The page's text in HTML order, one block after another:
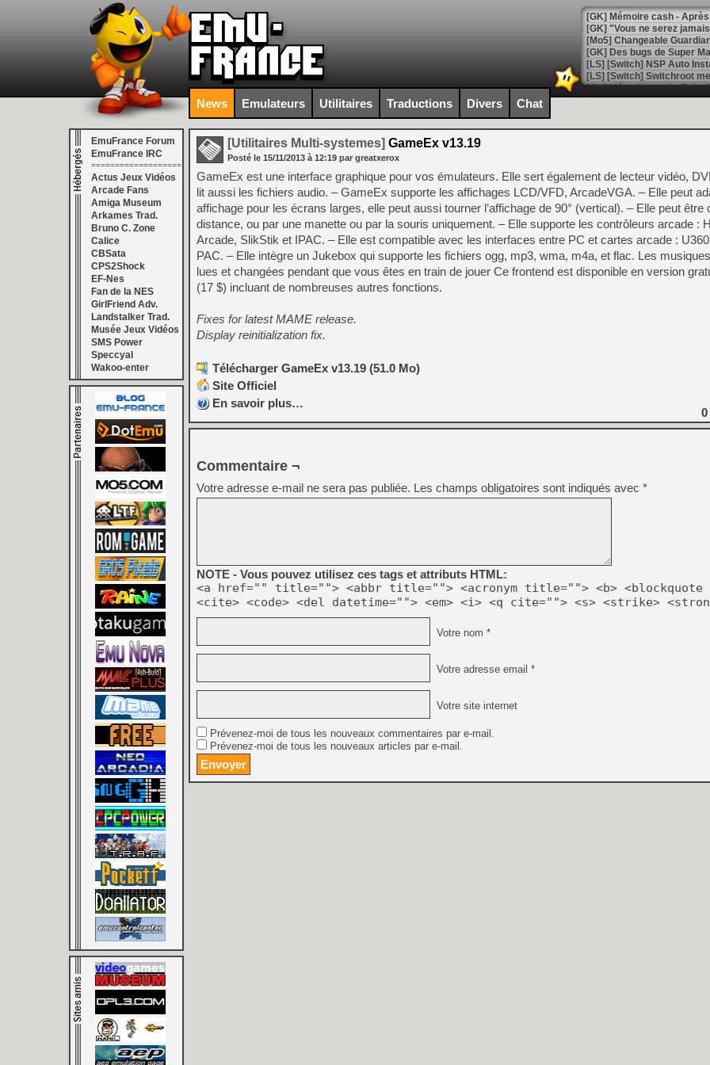
[GK] Mémoire cash -
[GK] "Vous ne serez
[Mo5] Changeable
[GK] Des bugs de Super
[LS] [Switch] NSP Auto
[GK] La saga horrifique
[GK] Le portage de Super
[Mo5] Le jeu de course
[GK] Guillermo del Toro
[LTF] Eté 2026 - Séquence
[GK] Mistfall Hunter : déjà
[GK] Wo Long 2 évolue
[GK] Crossfire : un TPS à
[LS] [PS5] Premiers
[Mo5] DOOM arrive en
[GK] Bethesda fête les 30
[GK] Roblox : l'action en
[GK] Agenda - GeForce
[LS] [PS5] ps5-y2jb-
[GK] Pourquoi Marvel
[GK] Test : Restory : Chill
[GK] GTA 6 : Rockstar
[GK] Hot Wheels Infinite
[GK] Mémoire cash -
[GK] Résultats Nintendo :
[GK] Dans ce jeu de
News Emulateurs Utilitaires Traductions Divers Chat
EmuFrance Forum
EmuFrance IRC
===================
Actus Jeux Vidéos
Arcade Fans
Amiga Museum
Arkames Trad.
Bruno C. Zone
Calice
CBSata
CPS2Shock
EF-Nes
Fan de la NES
GirlFriend Adv.
Landstalker Trad.
Musée Jeux Vidéos
SMS Power
Speccyal
Wakoo-enter
[Utilitaires Multi-systemes] GameEx v13.19
Posté le 15/11/2013 à 12:19 par greatxerox
GameEx est une interface graphique pour vos émulateurs. Elle sert également de lecteur vidéo,
lit aussi les fichiers audio. – GameEx supporte les affichages LCD/VFD, ArcadeVGA. – Elle peut
affichage pour les écrans larges, elle peut aussi tourner l’affichage de 90° (vertical). – Elle peut être
distance, ou par une manette ou par la souris uniquement. – Elle supporte les contrôleurs arcade :
Arcade, SlikStik et IPAC. – Elle est compatible avec les interfaces entre PC et cartes arcade :
PAC. – Elle intègre un Jukebox qui supporte les fichiers ogg, mp3, wma, m4a, et flac. Les
lues et changées pendant que vous êtes en train de jouer Ce frontend est disponible en version
(17 $) incluant de nombreuses autres fonctions.
Fixes for latest MAME release.
Display reinitialization fix.
Télécharger GameEx v13.19 (51.0 Mo)
Site Officiel
En savoir plus…
0
Commentaire ¬
Votre adresse e-mail ne sera pas publiée. Les champs obligatoires sont indiqués avec *
NOTE - Vous pouvez utilisez ces tags et attributs HTML:
<a href="" title=""> <abbr title=""> <acronym title=""> <b> <blockquote
<cite> <code> <del datetime=""> <em> <i> <q cite=""> <s> <strike>
Votre nom *
Votre adresse email *
Votre site internet
Prévenez-moi de tous les nouveaux commentaires par e-mail.
Prévenez-moi de tous les nouveaux articles par e-mail.